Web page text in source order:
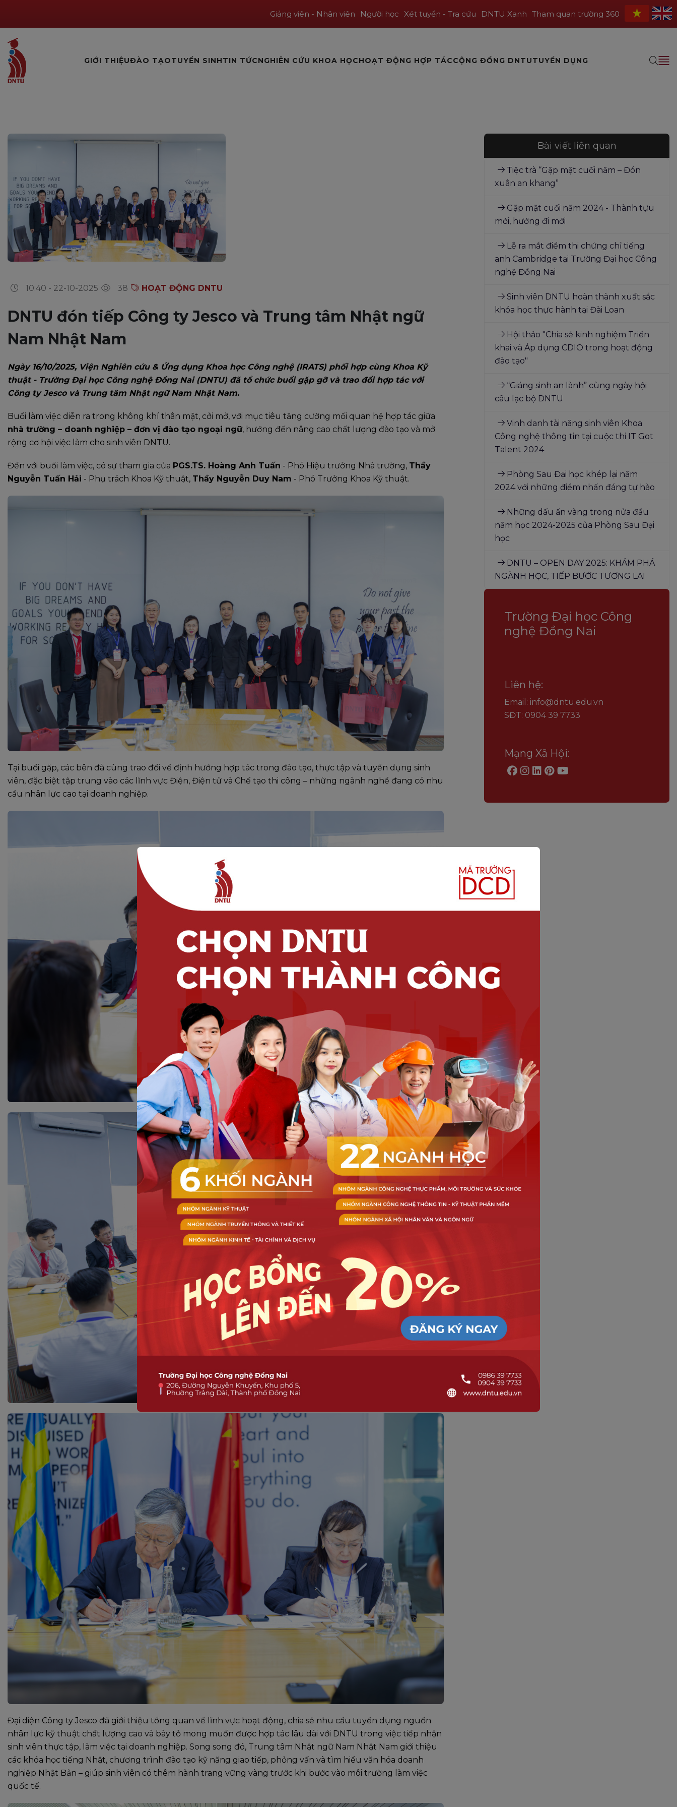
Giảng viên - Nhân viên Người học Xét tuyển - Tra cứu DNTU Xanh Tham quan trường 360
GIỚI THIỆUĐÀO TẠOTUYỂN SINHTIN TỨCNGHIÊN CỨU KHOA HỌCHOẠT ĐỘNG HỢP TÁCCỘNG ĐỒNG DNTUTUYỂN DỤNG
10:40 - 22-10-2025 38 HOẠT ĐỘNG DNTU
DNTU đón tiếp Công ty Jesco và Trung tâm Nhật ngữ
Nam Nhật Nam
Ngày 16/10/2025, Viện Nghiên cứu & Ứng dụng Khoa học Công nghệ (IRATS) phối hợp cùng Khoa Kỹ
thuật - Trường Đại học Công nghệ Đồng Nai (DNTU) đã tổ chức buổi gặp gỡ và trao đổi hợp tác với
Công ty Jesco và Trung tâm Nhật ngữ Nam Nhật Nam.
Buổi làm việc diễn ra trong không khí thân mật, cởi mở, với mục tiêu tăng cường mối quan hệ hợp tác giữa
nhà trường – doanh nghiệp – đơn vị đào tạo ngoại ngữ, hướng đến nâng cao chất lượng đào tạo và mở
rộng cơ hội việc làm cho sinh viên DNTU.
Đến với buổi làm việc, có sự tham gia của PGS.TS. Hoàng Anh Tuấn - Phó Hiệu trưởng Nhà trường, Thầy
Nguyễn Tuấn Hải - Phụ trách Khoa Kỹ thuật, Thầy Nguyễn Duy Nam - Phó Trưởng Khoa Kỹ thuật.
Tại buổi gặp, các bên đã cùng trao đổi về định hướng hợp tác trong đào tạo, thực tập và tuyển dụng sinh
viên, đặc biệt tập trung vào các lĩnh vực Điện, Điện tử và Chế tạo thi công – những ngành nghề đang có nhu
cầu nhân lực cao tại doanh nghiệp.
Đại diện Công ty Jesco đã giới thiệu tổng quan về lĩnh vực hoạt động, chia sẻ nhu cầu tuyển dụng nguồn
nhân lực kỹ thuật chất lượng cao và bày tỏ mong muốn được hợp tác lâu dài với DNTU trong việc tiếp nhận
sinh viên thực tập, làm việc tại doanh nghiệp. Song song đó, Trung tâm Nhật ngữ Nam Nhật Nam giới thiệu
các khóa học tiếng Nhật, chương trình đào tạo kỹ năng giao tiếp, phỏng vấn và tìm hiểu văn hóa doanh
nghiệp Nhật Bản – giúp sinh viên có thêm hành trang vững vàng trước khi bước vào môi trường làm việc
quốc tế.
Bài viết liên quan
Tiệc trà “Gặp mặt cuối năm – Đón
xuân an khang”
Gặp mặt cuối năm 2024 - Thành tựu
mới, hướng đi mới
Lễ ra mắt điểm thi chứng chỉ tiếng
anh Cambridge tại Trường Đại học Công
nghệ Đồng Nai
Sinh viên DNTU hoàn thành xuất sắc
khóa học thực hành tại Đài Loan
Hội thảo "Chia sẻ kinh nghiệm Triển
khai và Áp dụng CDIO trong hoạt động
đào tạo"
“Giáng sinh an lành” cùng ngày hội
câu lạc bộ DNTU
Vinh danh tài năng sinh viên Khoa
Công nghệ thông tin tại cuộc thi IT Got
Talent 2024
Phòng Sau Đại học khép lại năm
2024 với những điểm nhấn đáng tự hào
Những dấu ấn vàng trong nửa đầu
năm học 2024-2025 của Phòng Sau Đại
học
DNTU – OPEN DAY 2025: KHÁM PHÁ
NGÀNH HỌC, TIẾP BƯỚC TƯƠNG LAI
Trường Đại học Công
nghệ Đồng Nai
Liên hệ:
Email: info@dntu.edu.vn
SĐT: 0904 39 7733
Mạng Xã Hội: